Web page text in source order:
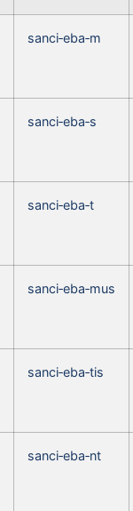
sanci‑eba‑m
sanci‑eba‑s
sanci‑eba‑t
sanci‑eba‑mus
sanci‑eba‑tis
sanci‑eba‑nt